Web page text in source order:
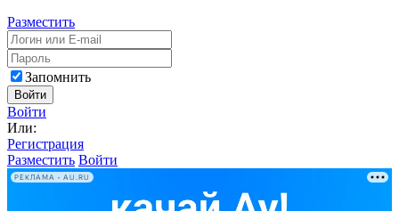
Разместить
Запомнить
Войти
Войти
Или:
Регистрация
Разместить Войти
РЕКЛАМА • AU.RU